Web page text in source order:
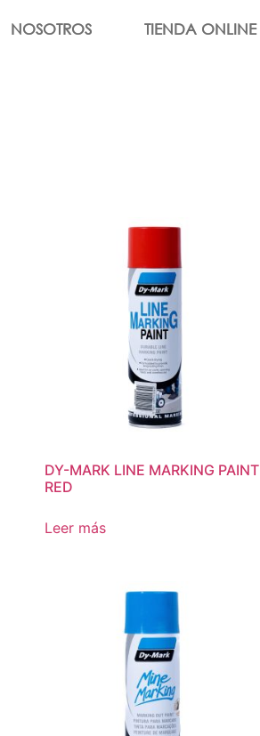
NOSOTROS TIENDA ONLINE
DY-MARK LINE MARKING PAINT
RED
Leer más